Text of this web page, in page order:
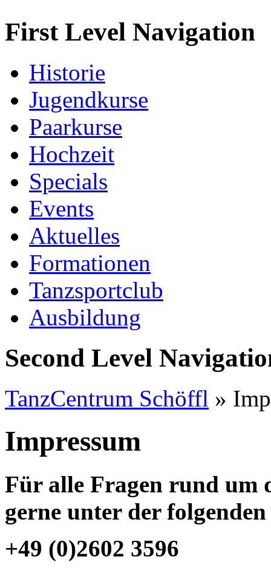
First Level Navigation
Historie
Jugendkurse
Paarkurse
Hochzeit
Specials
Events
Aktuelles
Formationen
Tanzsportclub
Ausbildung
Second Level
TanzCentrum Schöffl »
Impressum
Für alle Fragen rund um
gerne unter der
+49 (0)2602 3596